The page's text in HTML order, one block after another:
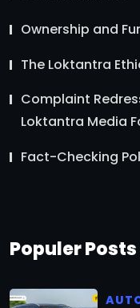
Ownership and
The Loktantra
Complaint
Loktantra Media
Fact-Checking
Populer Posts